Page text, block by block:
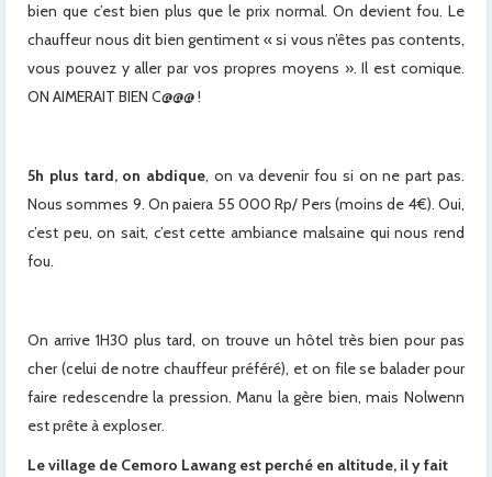
bien que c’est bien plus que le prix normal. On devient fou. Le
chauffeur nous dit bien gentiment « si vous n’êtes pas contents,
vous pouvez y aller par vos propres moyens ». Il est comique.
ON AIMERAIT BIEN C@@@ !
5h plus tard, on abdique, on va devenir fou si on ne part pas.
Nous sommes 9. On paiera 55 000 Rp/ Pers (moins de 4€). Oui,
c’est peu, on sait, c’est cette ambiance malsaine qui nous rend
fou.
On arrive 1H30 plus tard, on trouve un hôtel très bien pour pas
cher (celui de notre chauffeur préféré), et on file se balader pour
faire redescendre la pression. Manu la gère bien, mais Nolwenn
est prête à exploser.
Le village de Cemoro Lawang est perché en altitude, il y fait